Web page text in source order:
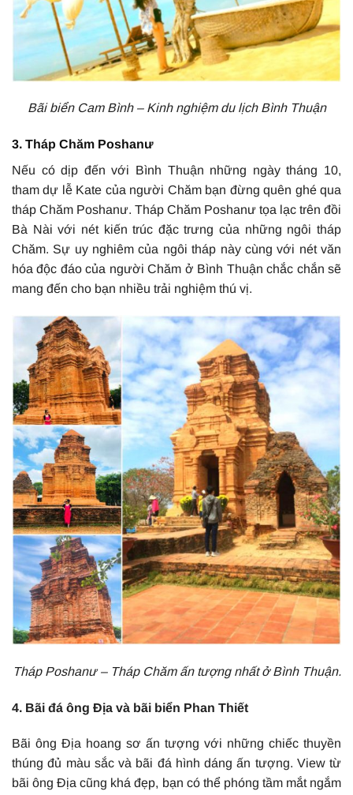
Bãi biển Cam Bình – Kinh nghiệm du lịch Bình Thuận
3. Tháp Chăm Poshanư
Nếu có dịp đến với Bình Thuận những ngày tháng 10,
tham dự lễ Kate của người Chăm bạn đừng quên ghé qua
tháp Chăm Poshanư. Tháp Chăm Poshanư tọa lạc trên đồi
Bà Nài với nét kiến trúc đặc trưng của những ngôi tháp
Chăm. Sự uy nghiêm của ngôi tháp này cùng với nét văn
hóa độc đáo của người Chăm ở Bình Thuận chắc chắn sẽ
mang đến cho bạn nhiều trải nghiệm thú vị.
Tháp Poshanư – Tháp Chăm ấn tượng nhất ở Bình Thuận.
4. Bãi đá ông Địa và bãi biển Phan Thiết
Bãi ông Địa hoang sơ ấn tượng với những chiếc thuyền
thúng đủ màu sắc và bãi đá hình dáng ấn tượng. View từ
bãi ông Địa cũng khá đẹp, bạn có thể phóng tầm mắt ngắm